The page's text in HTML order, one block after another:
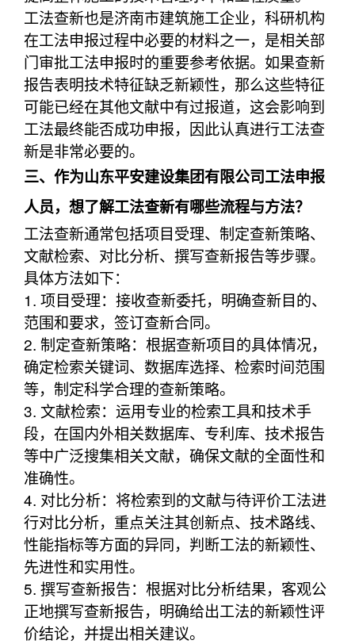
工法查新也是济南市建筑施工企业，科研机构
在工法申报过程中必要的材料之一，是相关部
门审批工法申报时的重要参考依据。如果查新
报告表明技术特征缺乏新颖性，那么这些特征
可能已经在其他文献中有过报道，这会影响到
工法最终能否成功申报，因此认真进行工法查
新是非常必要的。
三、作为山东平安建设集团有限公司工法申报
人员，想了解工法查新有哪些流程与方法？
工法查新通常包括项目受理、制定查新策略、
文献检索、对比分析、撰写查新报告等步骤。
具体方法如下：
1. 项目受理：接收查新委托，明确查新目的、
范围和要求，签订查新合同。
2. 制定查新策略：根据查新项目的具体情况，
确定检索关键词、数据库选择、检索时间范围
等，制定科学合理的查新策略。
3. 文献检索：运用专业的检索工具和技术手
段，在国内外相关数据库、专利库、技术报告
等中广泛搜集相关文献，确保文献的全面性和
准确性。
4. 对比分析：将检索到的文献与待评价工法进
行对比分析，重点关注其创新点、技术路线、
性能指标等方面的异同，判断工法的新颖性、
先进性和实用性。
5. 撰写查新报告：根据对比分析结果，客观公
正地撰写查新报告，明确给出工法的新颖性评
价结论，并提出相关建议。